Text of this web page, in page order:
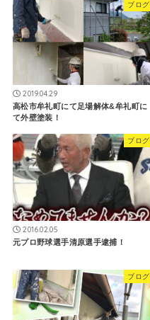
ブログ
2019.04.29
高松市牟礼町にて足場解体&牟礼町に
て外壁塗装！
ブログ
2016.02.05
元プロ野球選手清原選手逮捕！
ブログ